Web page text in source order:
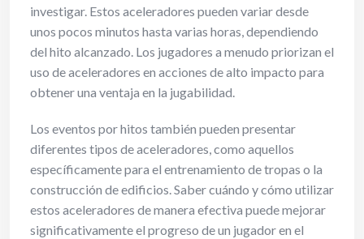
investigar. Estos aceleradores pueden variar desde
unos pocos minutos hasta varias horas, dependiendo
del hito alcanzado. Los jugadores a menudo priorizan el
uso de aceleradores en acciones de alto impacto para
obtener una ventaja en la jugabilidad.
Los eventos por hitos también pueden presentar
diferentes tipos de aceleradores, como aquellos
específicamente para el entrenamiento de tropas o la
construcción de edificios. Saber cuándo y cómo utilizar
estos aceleradores de manera efectiva puede mejorar
significativamente el progreso de un jugador en el